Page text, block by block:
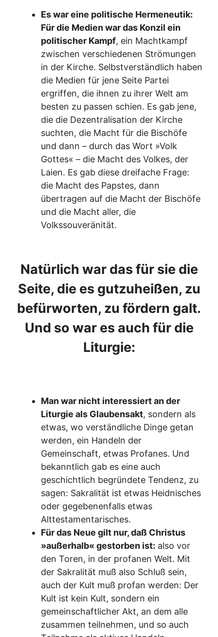
Es war eine politische Hermeneutik:
Für die Medien war das Konzil ein
politischer Kampf, ein Machtkampf
zwischen verschiedenen Strömungen
in der Kirche. Selbstverständlich haben
die Medien für jene Seite Partei
ergriffen, die ihnen zu ihrer Welt am
besten zu passen schien. Es gab jene,
die die Dezentralisation der Kirche
suchten, die Macht für die Bischöfe
und dann – durch das Wort »Volk
Gottes« – die Macht des Volkes, der
Laien. Es gab diese dreifache Frage:
die Macht des Papstes, dann
übertragen auf die Macht der Bischöfe
und die Macht aller, die
Volkssouveränität.
Natürlich war das für sie die
Seite, die es gutzuheißen, zu
befürworten, zu fördern galt.
Und so war es auch für die
Liturgie:
Man war nicht interessiert an der
Liturgie als Glaubensakt, sondern als
etwas, wo verständliche Dinge getan
werden, ein Handeln der
Gemeinschaft, etwas Profanes. Und
bekanntlich gab es eine auch
geschichtlich begründete Tendenz, zu
sagen: Sakralität ist etwas Heidnisches
oder gegebenenfalls etwas
Alttestamentarisches.
Für das Neue gilt nur, daß Christus
»außerhalb« gestorben ist: also vor
den Toren, in der profanen Welt. Mit
der Sakralität muß also Schluß sein,
auch der Kult muß profan werden: Der
Kult ist kein Kult, sondern ein
gemeinschaftlicher Akt, an dem alle
zusammen teilnehmen, und so auch